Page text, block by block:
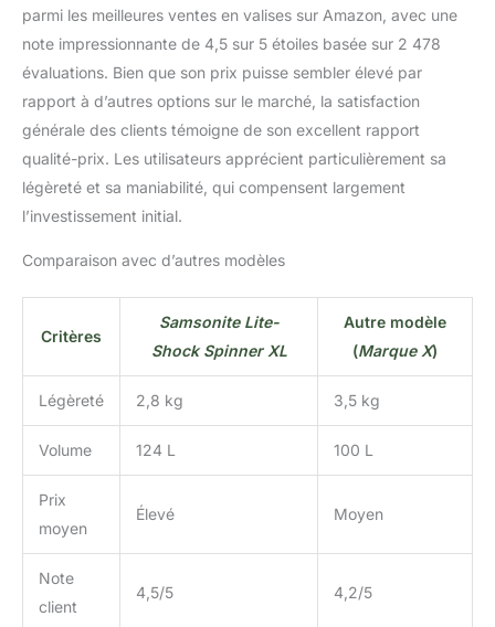
parmi les meilleures ventes en valises sur Amazon, avec une
note impressionnante de 4,5 sur 5 étoiles basée sur 2 478
évaluations. Bien que son prix puisse sembler élevé par
rapport à d’autres options sur le marché, la satisfaction
générale des clients témoigne de son excellent rapport
qualité-prix. Les utilisateurs apprécient particulièrement sa
légèreté et sa maniabilité, qui compensent largement
l’investissement initial.
Comparaison avec d’autres modèles
Critères
Samsonite Lite-
Shock Spinner XL
Autre modèle
(Marque X)
Légèreté 2,8 kg 3,5 kg
Volume 124 L 100 L
Prix
moyen
Élevé Moyen
Note
client
4,5/5 4,2/5